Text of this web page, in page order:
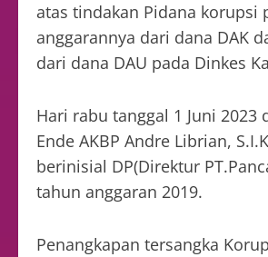
atas tindakan Pidana
anggarannya dari dana DAK
dari dana DAU pada Dinkes
Hari rabu tanggal 1 Juni
Ende AKBP Andre Librian,
berinisial DP(Direktur
tahun anggaran 2019.
Penangkapan tersangka